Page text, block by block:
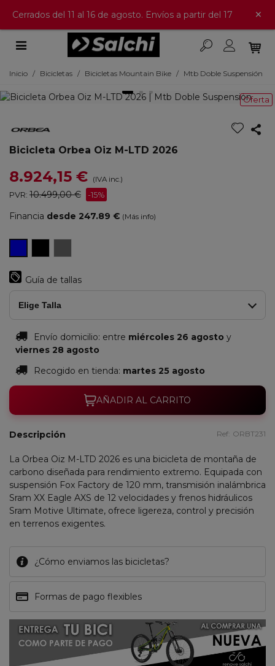
Cerrados del 11 al 16 de agosto. Envíos a partir del 17 ×
Inicio / Bicicletas / Bicicletas Mountain Bike / Mtb Doble Suspensión
Oferta
Bicicleta Orbea Oiz M-LTD 2026
8.924,15 € (IVA inc.)
PVR: 10.499,00 € -15%
Financia desde 247.89 € (Más info)
Blue
(Gloss)/Carbon
Raw
Carbon
(Matt)/Cherry
(Gloss)
Carbon
(Matt
Guía de tallas
Elige Talla
Envío domicilio: entre miércoles 26 agosto y
viernes 28 agosto
Recogido en tienda: martes 25 agosto
AÑADIR AL CARRITO
Descripción Ref: ORBT231
La Orbea Oiz M-LTD 2026 es una bicicleta de montaña de
carbono diseñada para rendimiento extremo. Equipada con
suspensión Fox Factory de 120 mm, transmisión inalámbrica
Sram XX Eagle AXS de 12 velocidades y frenos hidráulicos
Sram Motive Ultimate, ofrece ligereza, control y precisión
en terrenos exigentes.
¿Cómo enviamos las bicicletas?
Formas de pago flexibles